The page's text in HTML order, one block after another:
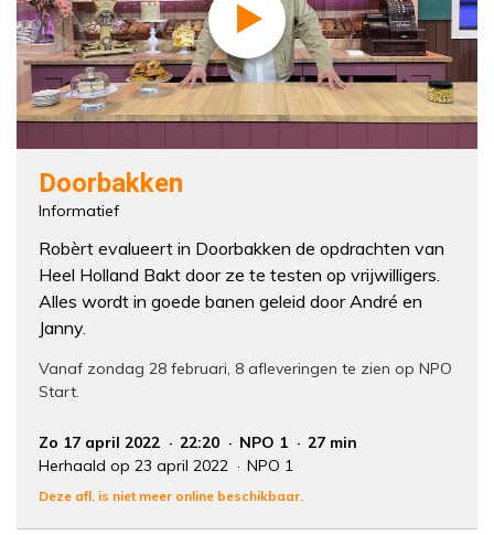
Doorbakken
Informatief
Robèrt evalueert in Doorbakken de opdrachten van
Heel Holland Bakt door ze te testen op vrijwilligers.
Alles wordt in goede banen geleid door André en
Janny.
Vanaf zondag 28 februari, 8 afleveringen te zien op NPO
Start.
Zo 17 april 2022 22:20 NPO 1
27 min
Herhaald op 23 april 2022
NPO 1
Deze afl. is niet meer online beschikbaar.